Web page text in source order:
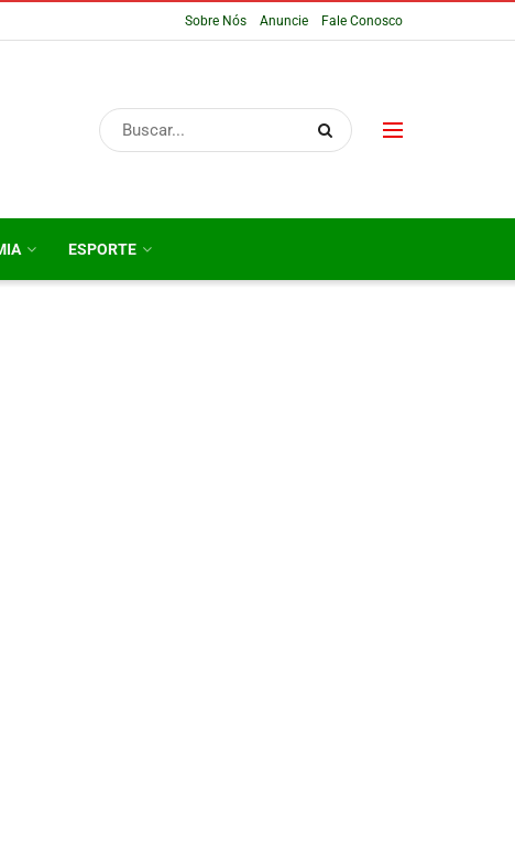
Sobre Nós Anuncie Fale Conosco
ESPORTE